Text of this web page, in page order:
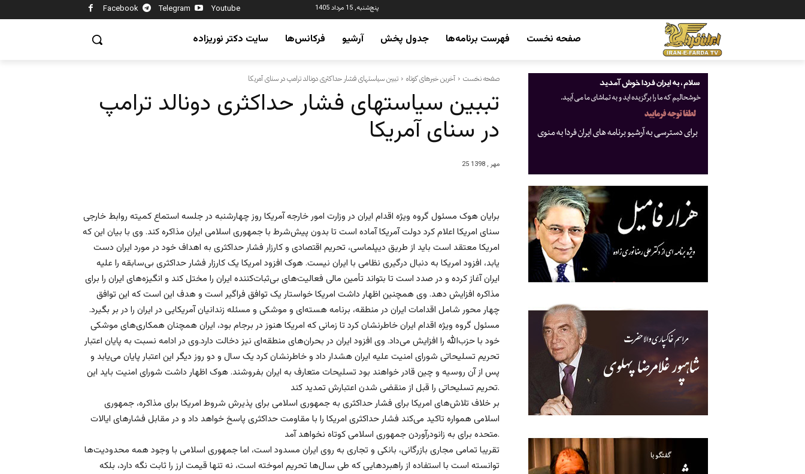
Facebook Telegram Youtube پنج‌شنبه, 15 مرداد 1405
صفحه نخست فهرست برنامه‌ها جدول پخش آرشیو فرکانس‌ها سایت دکتر نوریزاده
صفحه نخست آخرین خبرهای کوتاه تببین سیاستهای فشار حداکثری دونالد ترامپ در سنای آمریکا
تببین سیاستهای فشار حداکثری دونالد ترامپ
در سنای آمریکا
25 مهر , 1398
برایان هوک مسئول گروه ویژه اقدام ایران در وزارت امور خارجه آمریکا روز چهارشنبه در جلسه استماع کمیته روابط خارجی
سنای امریکا اعلام کرد دولت آمریکا آماده است تا بدون پیش‌شرط با جمهوری اسلامی ایران مذاکره کند. وی با بیان این که
امریکا معتقد است باید از طریق دیپلماسی، تحریم اقتصادی و کارزار فشار حداکثری به اهداف خود در مورد ایران دست
یابد، افزود امریکا به دنبال درگیری نظامی با ایران نیست. هوک افزود امریکا یک کارزار فشار حداکثری بی‌سابقه را علیه
ایران آغاز کرده و در صدد است تا بتواند تأمین مالی فعالیت‌های بی‌ثبات‌کننده ایران را مختل کند و انگیزه‌های ایران را برای
مذاکره افزایش دهد. وی همچنین اظهار داشت امریکا خواستار یک توافق فراگیر است و هدف این است که این توافق
چهار محور شامل اقدامات ایران در منطقه، برنامه هسته‌ای و موشکی و مسئله زندانیان آمریکایی در ایران را در بر بگیرد.
مسئول گروه ویژه اقدام ایران خاطرنشان کرد تا زمانی که امریکا هنوز در برجام بود، ایران همچنان همکاری‌های موشکی
خود با حزب‌الله را افزایش می‌داد. وی افزود ایران در بحران‌های منطقه‌ای نیز دخالت دارد.وی در ادامه نسبت به پایان اعتبار
تحریم تسلیحاتی شورای امنیت علیه ایران هشدار داد و خاطرنشان کرد یک سال و دو روز دیگر این اعتبار پایان می‌یابد و
پس از آن روسیه و چین قادر خواهند بود تسلیحات متعارف به ایران بفروشند. هوک اظهار داشت شورای امنیت باید این
تحریم تسلیحاتی را قبل از منقضی شدن اعتبارش تمدید کند.
بر خلاف تلاش‌های امریکا برای فشار حداکثری به جمهوری اسلامی برای پذیرش شروط امریکا برای مذاکره، جمهوری
اسلامی همواره تاکید می‌کند فشار حداکثری امریکا را با مقاومت حداکثری پاسخ خواهد داد و در مقابل فشارهای ایالات
متحده برای به زانودرآوردن جمهوری اسلامی کوتاه نخواهد آمد.
تقریبا تمامی مجاری بازرگانی، ‌بانکی و تجاری به روی ایران مسدود است، اما جمهوری اسلامی با وجود همه محدودیت‌ها
توانسته است با استفاده از راهبردهایی که طی سال‌ها تحریم اموخته است، نه تنها قیمت ارز را ثابت نگه دارد، بلکه